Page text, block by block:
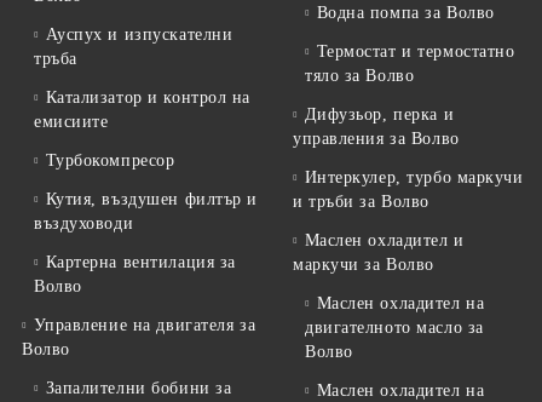
Ауспух и изпускателни
тръба
Катализатор и контрол на
емисиите
Турбокомпресор
Кутия, въздушен филтър и
въздуховоди
Картерна вентилация за
Волво
Управление на двигателя за
Волво
Запалителни бобини за
Водна помпа за Волво
Термостат и термостатно
тяло за Волво
Дифузьор, перка и
управления за Волво
Интеркулер, турбо маркучи
и тръби за Волво
Маслен охладител и
маркучи за Волво
Маслен охладител на
двигателното масло за
Волво
Маслен охладител на